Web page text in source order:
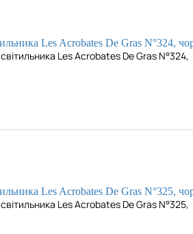
Les Acrobates De Gras N°324,
Les Acrobates De Gras N°325,